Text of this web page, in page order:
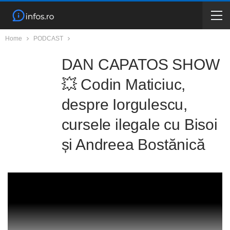
Home PODCAST
DAN CAPATOS SHOW
💥 Codin Maticiuc,
despre Iorgulescu,
cursele ilegale cu Bisoi
și Andreea Bostănică